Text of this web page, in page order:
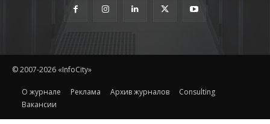
© 2007-2026 «InfoCity»
O журнале Реклама Архив журналов
Consulting
Вакансии